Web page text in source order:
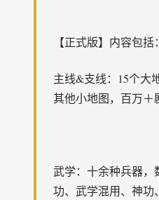
【正式版】内容包括：
主线&支线：15个大
其他小地图，百万＋
武学：十余种兵器，
功、武学混用、神功